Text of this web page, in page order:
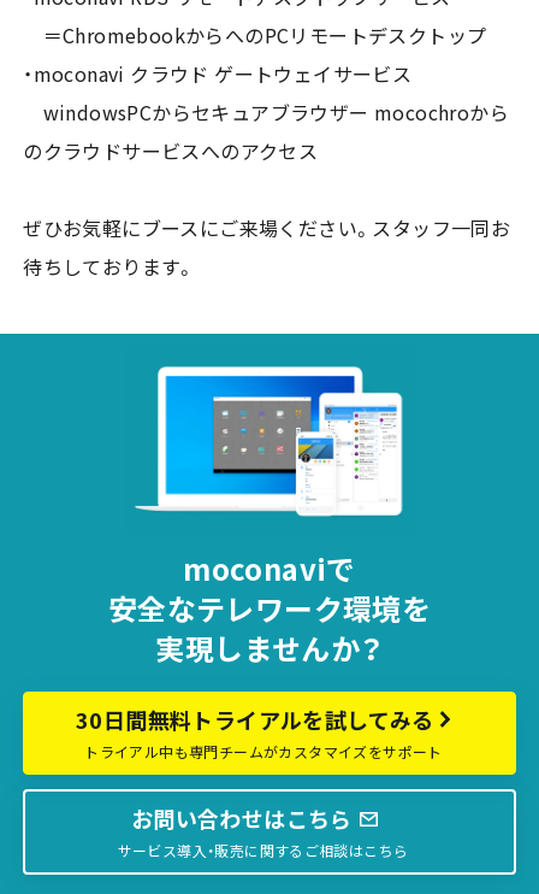
＝ChromebookからへのPCリモートデスクトップ
・moconavi クラウド ゲートウェイサービス
windowsPCからセキュアブラウザー mocochroから
のクラウドサービスへのアクセス
ぜひお気軽にブースにご来場ください。スタッフ一同お
待ちしております。
moconaviで
安全なテレワーク環境を
実現しませんか？
30日間無料トライアルを試してみる
トライアル中も専門チームがカスタマイズをサポート
お問い合わせはこちら
サービス導入・販売に関するご相談はこちら